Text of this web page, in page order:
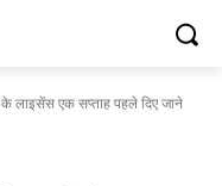
लाइसेंस एक सप्ताह पहले दिए जाने